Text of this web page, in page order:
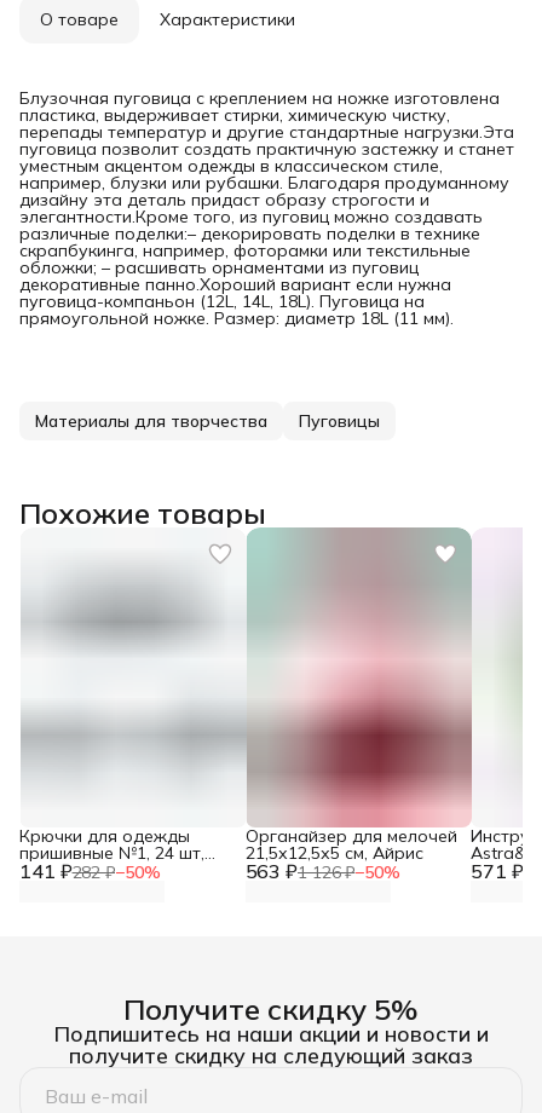
О товаре Характеристики
Блузочная пуговица с креплением на ножке изготовлена
пластика, выдерживает стирки, химическую чистку,
перепады температур и другие стандартные нагрузки.Эта
пуговица позволит создать практичную застежку и станет
уместным акцентом одежды в классическом стиле,
например, блузки или рубашки. Благодаря продуманному
дизайну эта деталь придаст образу строгости и
элегантности.Кроме того, из пуговиц можно создавать
различные поделки:– декорировать поделки в технике
скрапбукинга, например, фоторамки или текстильные
обложки; – расшивать орнаментами из пуговиц
декоративные панно.Хороший вариант если нужна
пуговица-компаньон (12L, 14L, 18L). Пуговица на
прямоугольной ножке. Размер: диаметр 18L (11 мм).
Материалы для творчества Пуговицы
Похожие товары
141 ₽282 ₽−50%
Крючки для одежды
пришивные №1, 24 шт,
Айрис 563 ₽1 126 ₽−50%
Органайзер для мелочей
21,5х12,5х5 см, Айрис
571 ₽
Получите скидку 5%
Подпишитесь на наши акции и новости и
получите скидку на следующий заказ